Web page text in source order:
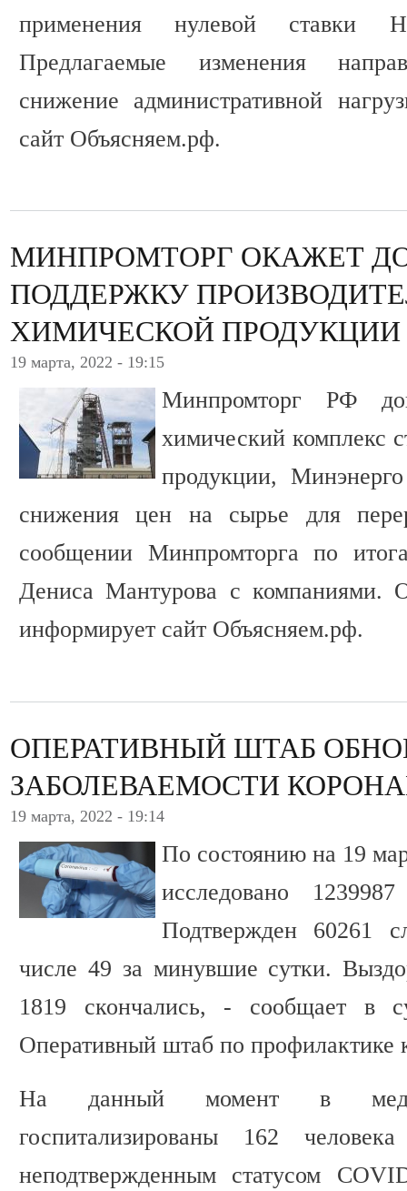
применения нулевой ставки
Предлагаемые изменения
снижение административной
сайт Объясняем.рф.
МИНПРОМТОРГ ОКАЖЕТ
ПОДДЕРЖКУ
ХИМИЧЕСКОЙ ПРОДУКЦИИ
19 марта, 2022 - 19:15
Минпромторг РФ
химический комплекс
продукции,
снижения цен на сырье для
сообщении Минпромторга по
Дениса Мантурова с компаниями.
информирует сайт Объясняем.рф.
ОПЕРАТИВНЫЙ ШТАБ
ЗАБОЛЕВАЕМОСТИ
19 марта, 2022 - 19:14
По состоянию на 19
исследовано
Подтвержден 60261
числе 49 за минувшие сутки.
1819 скончались, - сообщает в
Оперативный штаб по профилактике
На данный момент в
госпитализированы 162
неподтвержденным статусом